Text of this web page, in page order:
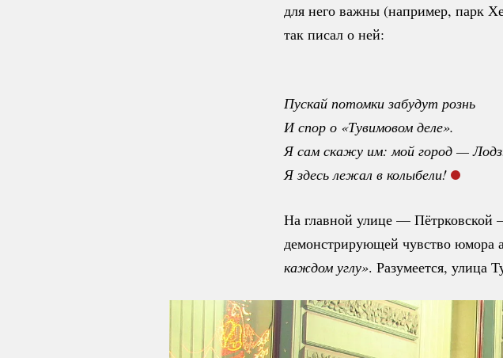
для него важны (например, парк
так писал о ней:
Пускай потомки забудут рознь
И спор о «Тувимовом деле».
Я сам скажу им: мой город —
Я здесь лежал в колыбели!
На главной улице — Пётрковской
демонстрирующей чувство юмора
каждом углу». Разумеется, улица